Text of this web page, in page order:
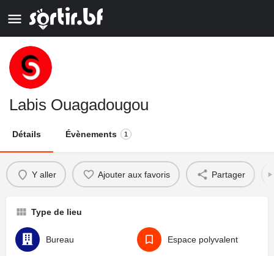
Labis Ouagadougou
Détails Évènements 1
Y aller Ajouter aux favoris Partager
Type de lieu
Bureau Espace polyvalent